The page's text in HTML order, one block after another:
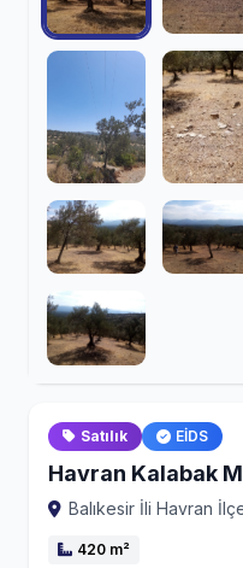
Satılık EİDS
Havran Kalabak
Balıkesir İli Havran
420 m²